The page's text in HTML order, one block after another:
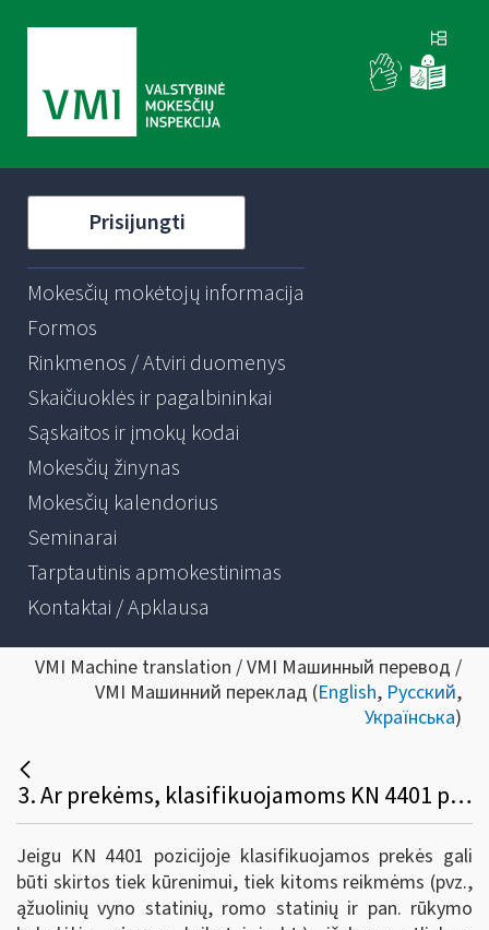
Prisijungti
Mokesčių mokėtojų informacija
Formos
Rinkmenos / Atviri duomenys
Skaičiuoklės ir pagalbininkai
Sąskaitos ir įmokų kodai
Mokesčių žinynas
Mokesčių kalendorius
Seminarai
Tarptautinis apmokestinimas
Kontaktai / Apklausa
VMI Machine translation / VMI Машинный перевод /
VMI Машинний переклад (English, Русский,
Українська)
3. Ar prekėms, klasifikuojamoms KN 4401 pozicijoje, kurios gali būti skirtos tiek kūrenimui, tiek kitoms reikmėms, gali būti taikomas lengvatinis 9 proc. PVM tarifas?
Jeigu KN 4401 pozicijoje klasifikuojamos prekės gali
būti skirtos tiek kūrenimui, tiek kitoms reikmėms (pvz.,
ąžuolinių vyno statinių, romo statinių ir pan. rūkymo